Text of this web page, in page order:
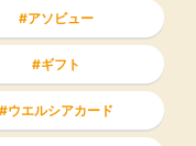
アソビュー
ギフト
ウエルシアカード